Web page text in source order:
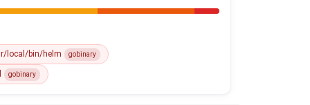
local/bin/helm gobinary
gobinary